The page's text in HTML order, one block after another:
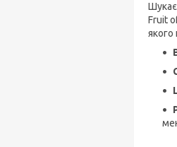
Fruit
якого